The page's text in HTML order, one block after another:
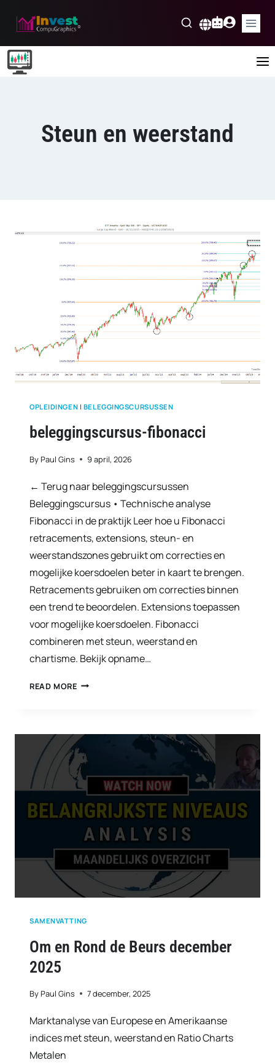
Steun en weerstand
OPLEIDINGEN | BELEGGINGSCURSUSSEN
beleggingscursus-fibonacci
ByPaul Gins 9 april, 2026
← Terug naar beleggingscursussen
Beleggingscursus • Technische analyse
Fibonacci in de praktijk Leer hoe u Fibonacci
retracements, extensions, steun- en
weerstandszones gebruikt om correcties en
mogelijke koersdoelen beter in kaart te brengen.
Retracements gebruiken om correcties binnen
een trend te beoordelen. Extensions toepassen
voor mogelijke koersdoelen. Fibonacci
combineren met steun, weerstand en
chartisme. Bekijk opname…
READ MOREBELEGGINGSCURSUS-
SAMENVATTING
Om en Rond de Beurs december
2025
ByPaul Gins 7 december, 2025
Marktanalyse van Europese en Amerikaanse
indices met steun, weerstand en Ratio Charts
Metalen